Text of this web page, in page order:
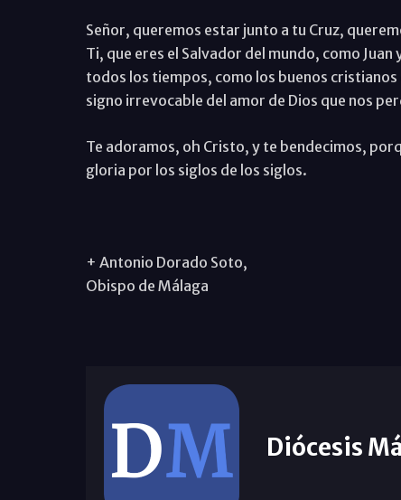
Señor, queremos estar junto a tu Cruz,
Ti, que eres el Salvador del mundo, como
todos los tiempos, como los buenos
signo irrevocable del amor de Dios que nos
Te adoramos, oh Cristo, y te bendecimos,
gloria por los siglos de los siglos.
+ Antonio Dorado Soto,
Obispo de Málaga
Diócesis